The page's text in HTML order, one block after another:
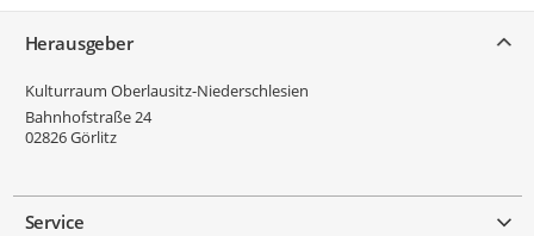
Herausgeber
Kulturraum Oberlausitz-Niederschlesien
Bahnhofstraße 24
02826Görlitz
Service